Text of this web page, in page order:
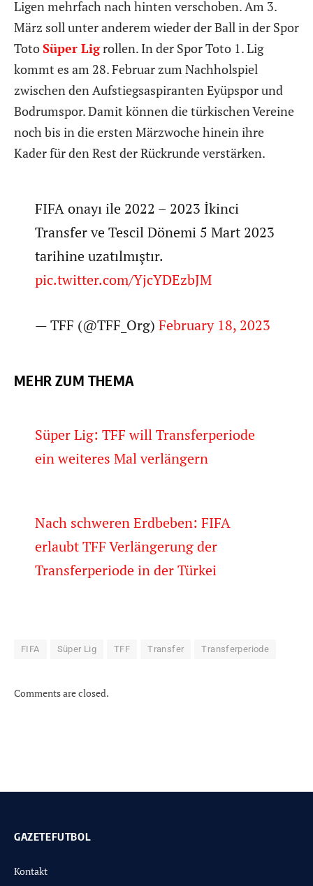
Ligen mehrfach nach hinten verschoben. Am 3.
März soll unter anderem wieder der Ball in der Spor
TotoSüper Ligrollen. In der Spor Toto 1. Lig
kommt es am 28. Februar zum Nachholspiel
zwischen den Aufstiegsaspiranten Eyüpspor und
Bodrumspor. Damit können die türkischen Vereine
noch bis in die ersten Märzwoche hinein ihre
Kader für den Rest der Rückrunde verstärken.
FIFA onayı ile 2022 – 2023 İkinci
Transfer ve Tescil Dönemi 5 Mart 2023
tarihine uzatılmıştır.
pic.twitter.com/YjcYDEzbJM
— TFF (@TFF_Org)February 18, 2023
MEHR ZUM THEMA
Süper Lig: TFF will Transferperiode
ein weiteres Mal verlängern
Nach schweren Erdbeben: FIFA
erlaubt TFF Verlängerung der
Transferperiode in der Türkei
FIFA Süper Lig TFF Transfer Transferperiode
Comments are closed.
GAZETEFUTBOL
Kontakt